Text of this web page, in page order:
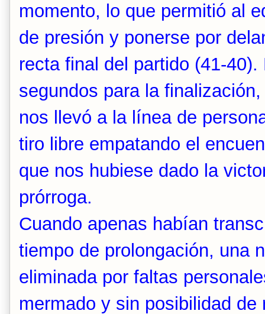
momento, lo que permitió al
de presión y ponerse por
recta final del partido (41-
segundos para la
nos llevó a la línea de
tiro libre empatando el
que nos hubiese dado la
prórroga.
Cuando apenas habían
tiempo de prolongación, una
eliminada por faltas
mermado y sin posibilidad